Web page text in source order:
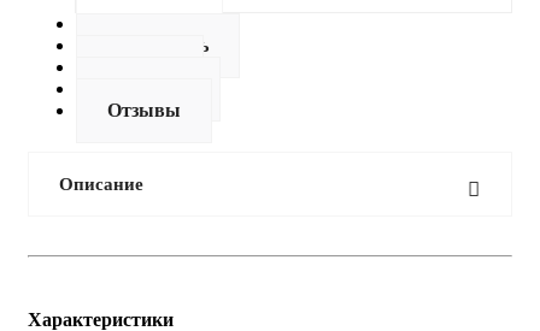
Как купить
Отзывы
Описание
Характеристики